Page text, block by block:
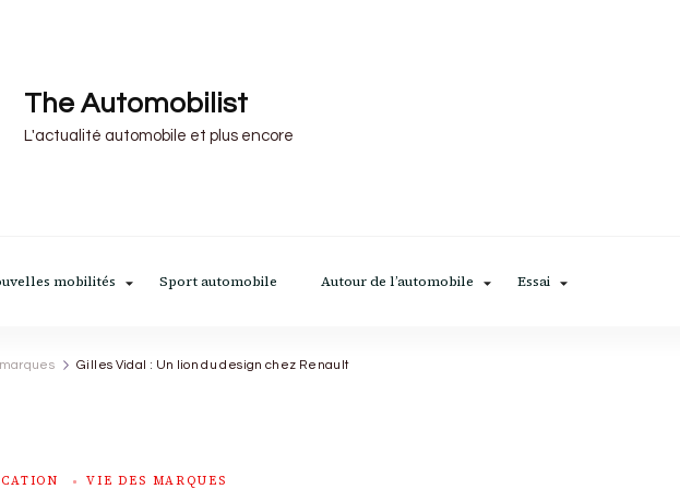
The Automobilist
L'actualité automobile et plus encore
mobilités Sport automobile Autour de l’automobile Essai
Gilles Vidal : Un lion du design chez Renault
VIE DES MARQUES